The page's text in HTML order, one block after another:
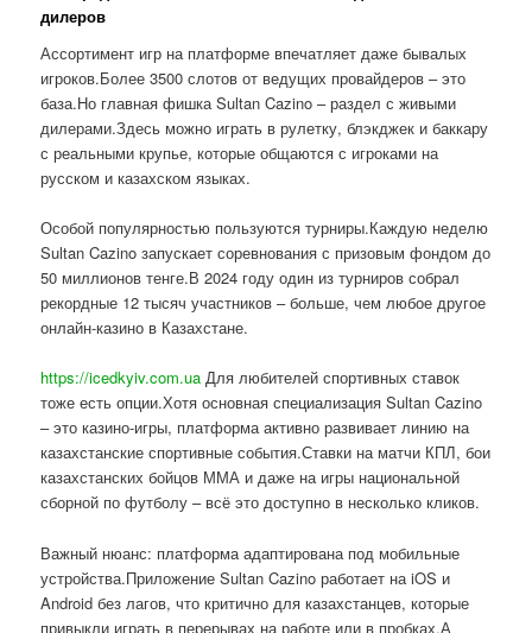
дилеров
Ассортимент игр на платформе впечатляет даже бывалых
игроков.Более 3500 слотов от ведущих провайдеров – это
база.Но главная фишка Sultan Cazino – раздел с живыми
дилерами.Здесь можно играть в рулетку, блэкджек и баккару
с реальными крупье, которые общаются с игроками на
русском и казахском языках.
Особой популярностью пользуются турниры.Каждую неделю
Sultan Cazino запускает соревнования с призовым фондом до
50 миллионов тенге.В 2024 году один из турниров собрал
рекордные 12 тысяч участников – больше, чем любое другое
онлайн-казино в Казахстане.
https://icedkyiv.com.ua Для любителей спортивных ставок
тоже есть опции.Хотя основная специализация Sultan Cazino
– это казино-игры, платформа активно развивает линию на
казахстанские спортивные события.Ставки на матчи КПЛ, бои
казахстанских бойцов ММА и даже на игры национальной
сборной по футболу – всё это доступно в несколько кликов.
Важный нюанс: платформа адаптирована под мобильные
устройства.Приложение Sultan Cazino работает на iOS и
Android без лагов, что критично для казахстанцев, которые
привыкли играть в перерывах на работе или в пробках.А